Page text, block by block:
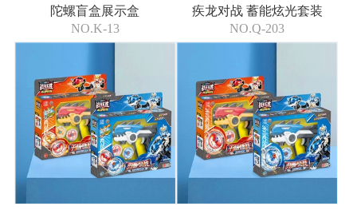
陀螺盲盒展示盒
NO.K-13
疾龙对战 蓄能炫光套装
NO.Q-203